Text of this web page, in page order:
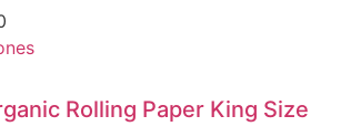
Rolling Paper King Size